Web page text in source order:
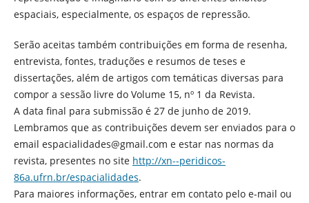
espaciais, especialmente, os espaços de repressão.
Serão aceitas também contribuições em forma de resenha,
entrevista, fontes, traduções e resumos de teses e
dissertações, além de artigos com temáticas diversas para
compor a sessão livre do Volume 15, nº 1 da Revista.
A data final para submissão é 27 de junho de 2019.
Lembramos que as contribuições devem ser enviados para o
email espacialidades@gmail.com e estar nas normas da
revista, presentes no site http://xn--peridicos-
86a.ufrn.br/espacialidades.
Para maiores informações, entrar em contato pelo e-mail ou